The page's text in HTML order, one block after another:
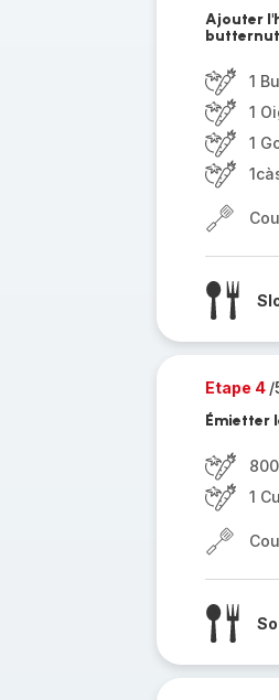
Ajouter
butternut
1
1
1
Etape 4 /
Émietter
1